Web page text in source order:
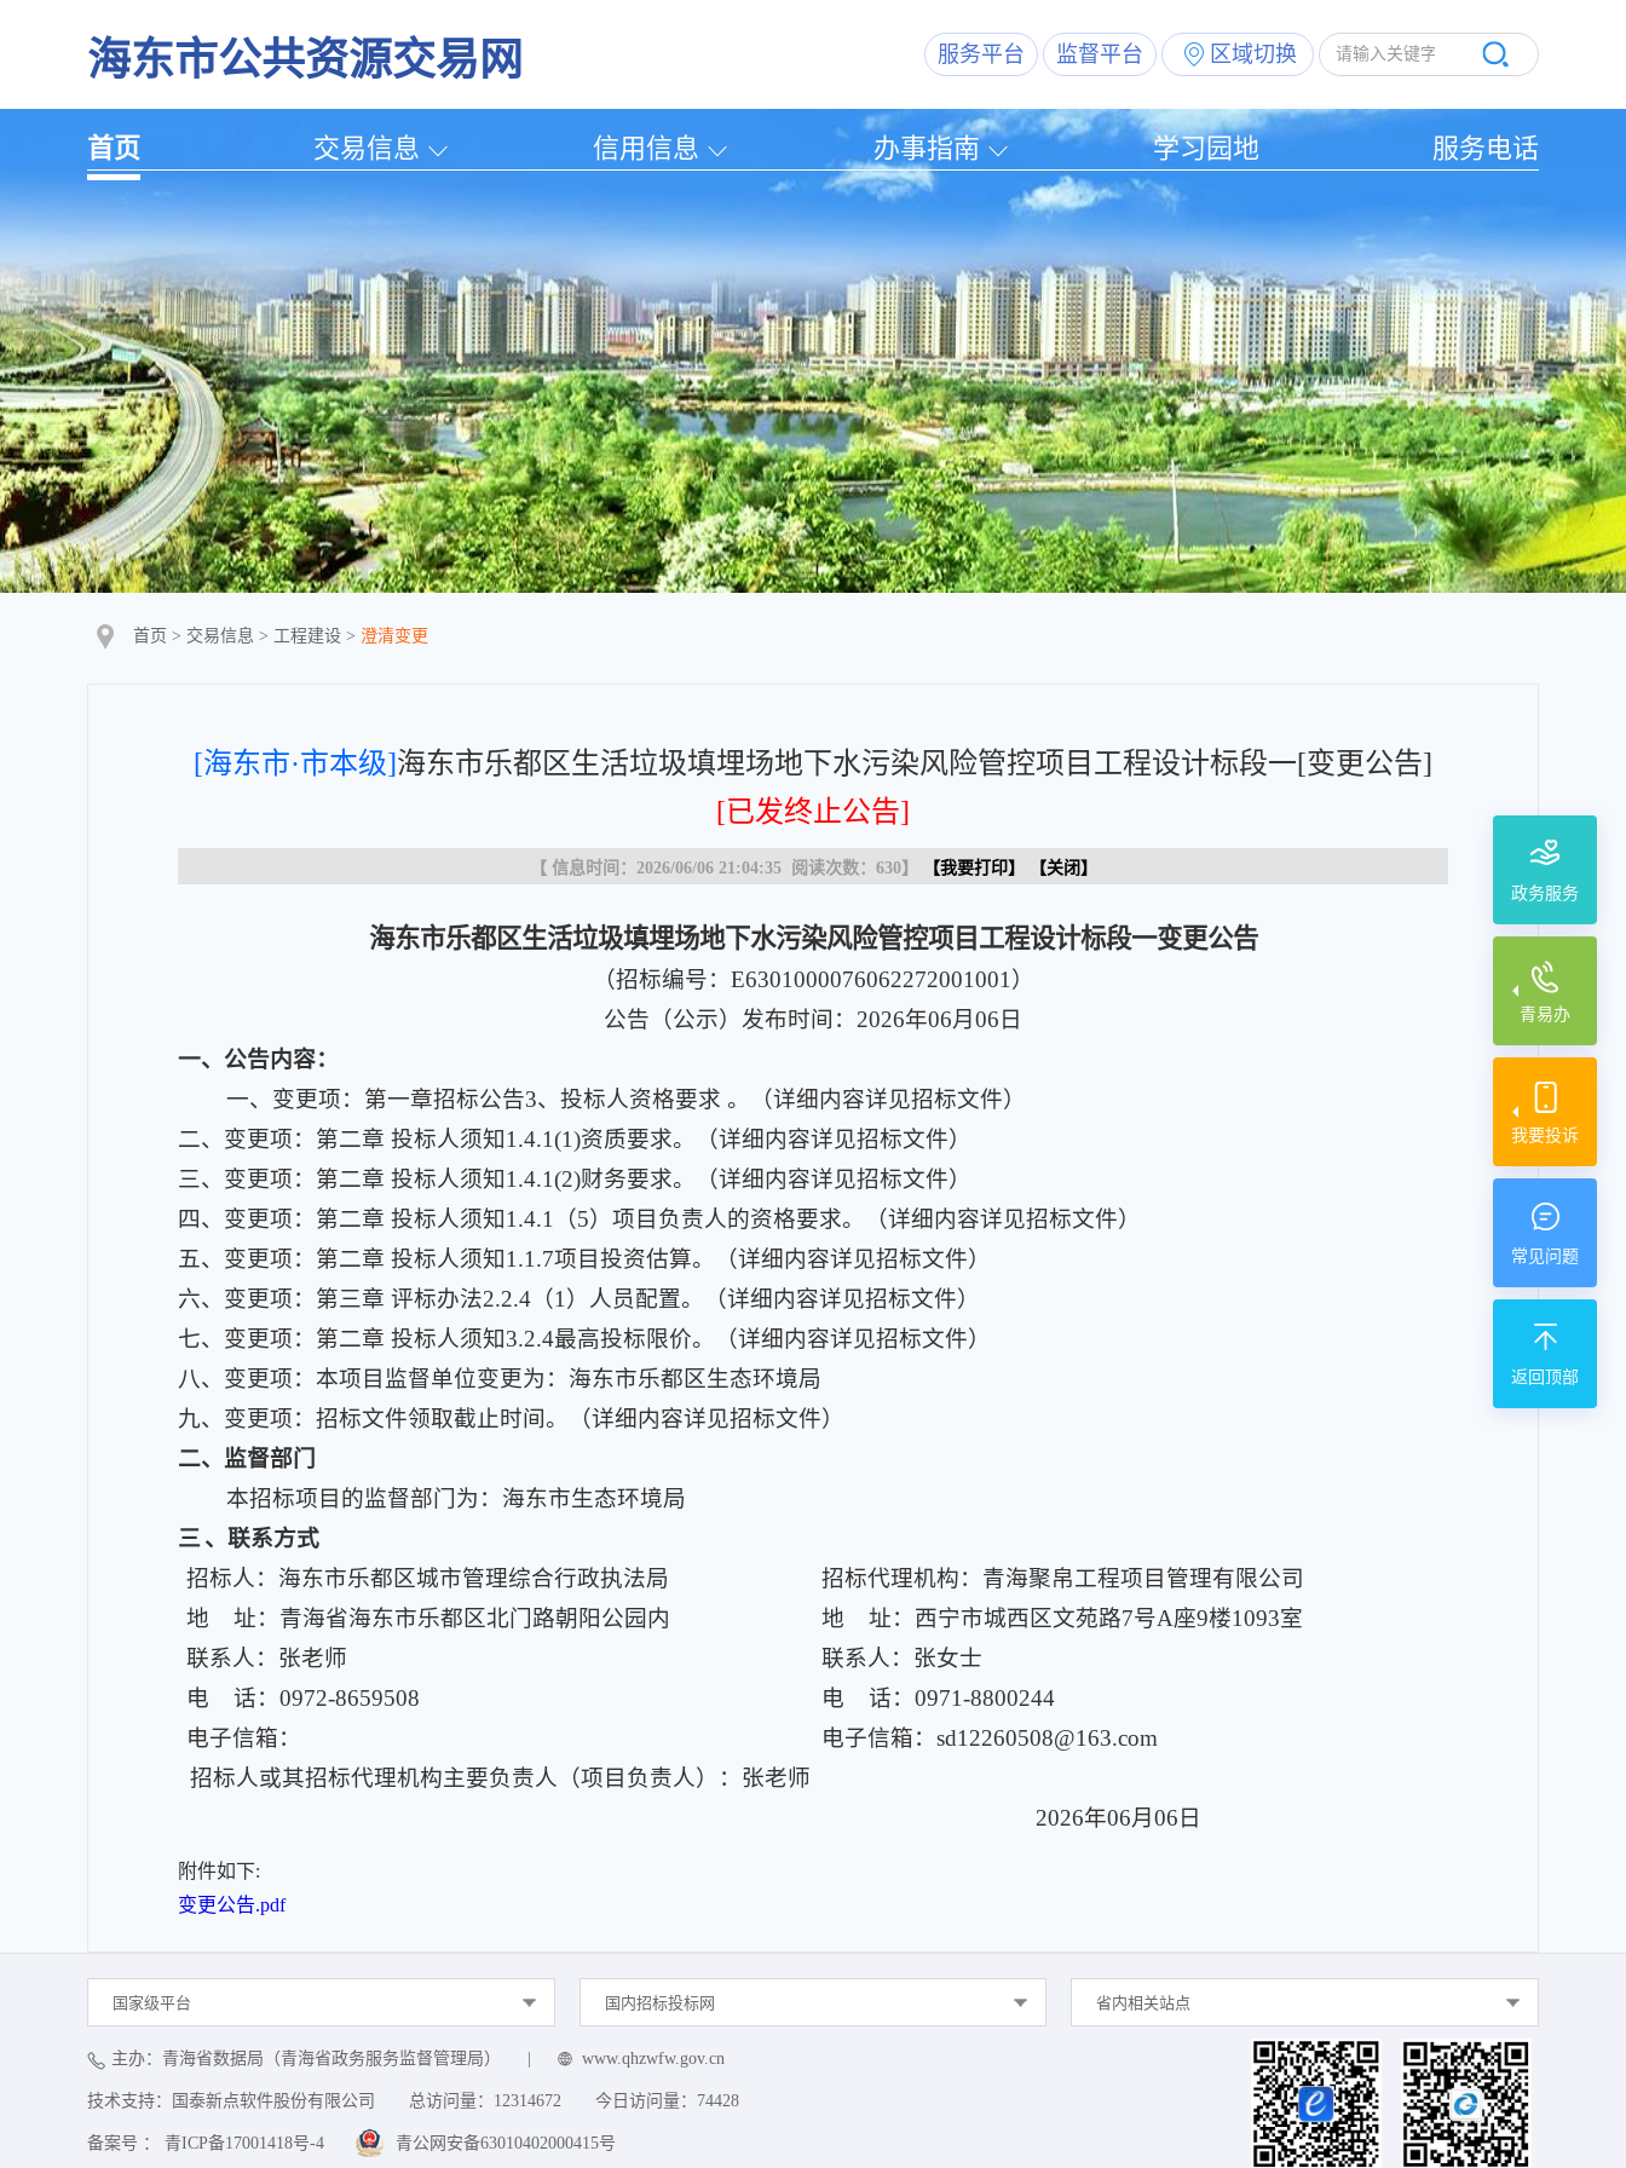
海东市公共资源交易网 服务平台 监督平台 区域切换
首页 交易信息 信用信息 办事指南 学习园地 服务电话
政务服务
青易办
我要投诉
常见问题
返回顶部
首页 > 交易信息 > 工程建设 > 澄清变更
[海东市·市本级]海东市乐都区生活垃圾填埋场地下水污染风险管控项目工程设计标段一[变更公告]
[已发终止公告]
【 信息时间：2026/06/06 21:04:35 阅读次数： 630】 【我要打印】 【关闭 】
海东市乐都区生活垃圾填埋场地下水污染风险管控项目工程设计标段一变更公告
（招标编号：E6301000076062272001001）
公告（公示）发布时间：2026年06月06日
一、公告内容：
一、变更项：第一章招标公告3、投标人资格要求 。（详细内容详见招标文件）
二、变更项：第二章 投标人须知1.4.1(1)资质要求。（详细内容详见招标文件）
三、变更项：第二章 投标人须知1.4.1(2)财务要求。（详细内容详见招标文件）
四、变更项：第二章 投标人须知1.4.1（5）项目负责人的资格要求。（详细内容详见招标文件）
五、变更项：第二章 投标人须知1.1.7项目投资估算。（详细内容详见招标文件）
六、变更项：第三章 评标办法2.2.4（1）人员配置。（详细内容详见招标文件）
七、变更项：第二章 投标人须知3.2.4最高投标限价。（详细内容详见招标文件）
八、变更项：本项目监督单位变更为：海东市乐都区生态环境局
九、变更项：招标文件领取截止时间。（详细内容详见招标文件）
二、监督部门
本招标项目的监督部门为：海东市生态环境局
三、联系方式
招标人：海东市乐都区城市管理综合行政执法局
招标代理机构：青海聚帛工程项目管理有限公司
地 址：青海省海东市乐都区北门路朝阳公园内
地 址：西宁市城西区文苑路7号A座9楼1093室
联系人：张老师
联系人：张女士
电 话：0972-8659508
电 话：0971-8800244
电子信箱：
电子信箱：sd12260508@163.com
招标人或其招标代理机构主要负责人（项目负责人）：张老师
2026年06月06日
附件如下:
变更公告.pdf
国家级平台 国内招标投标网 省内相关站点
主办：青海省数据局（青海省政务服务监督管理局） www.qhzwfw.gov.cn
技术支持：国泰新点软件股份有限公司 总访问量： 12314672 今日访问量： 74428
备案号 ： 青ICP备17001418号-4 青公网安备63010402000415号